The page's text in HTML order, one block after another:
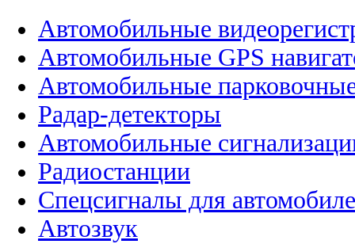
Автомобильные
Автомобильные GPS
Автомобильные
Радар-детекторы
Автомобильные
Радиостанции
Спецсигналы для
Автозвук